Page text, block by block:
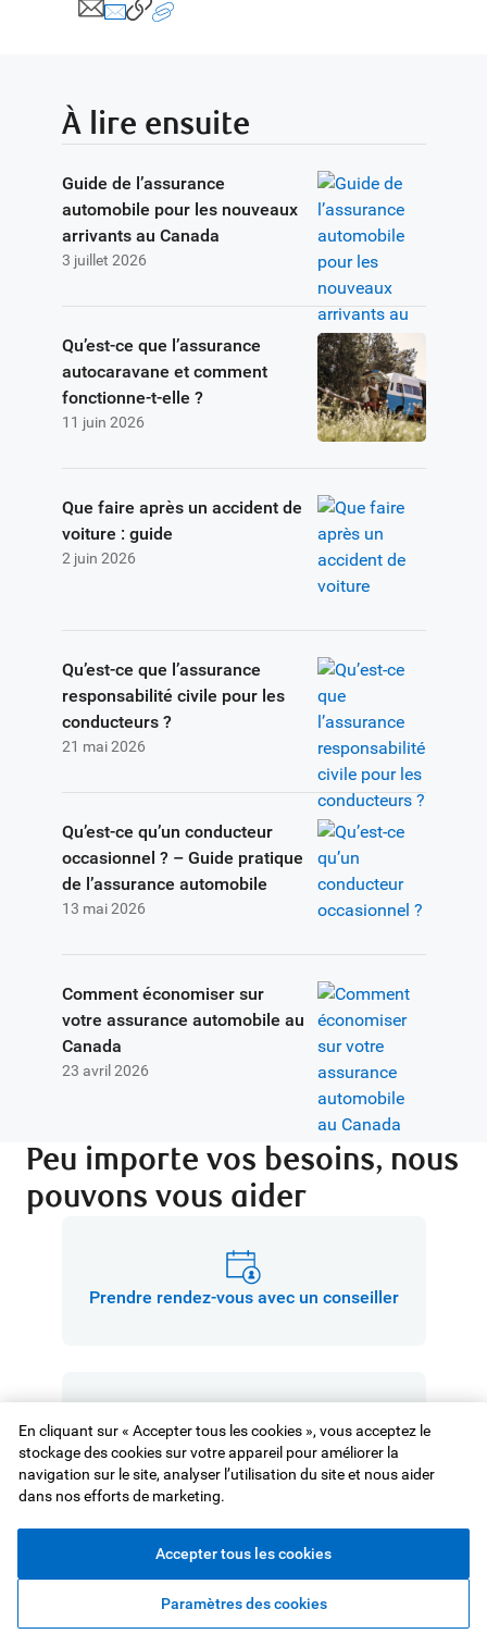
À lire ensuite
3 juillet 2026
Guide de l’assurance
automobile pour les nouveaux
arrivants au Canada
11 juin 2026
Qu’est-ce que l’assurance
autocaravane et comment
fonctionne-t-elle ?
2 juin 2026
Que faire après un accident de
voiture : guide
21 mai 2026
Qu’est-ce que l’assurance
responsabilité civile pour les
conducteurs ?
13 mai 2026
Qu’est-ce qu’un conducteur
occasionnel ? – Guide pratique
de l’assurance automobile
23 avril 2026
Comment économiser sur
votre assurance automobile au
Canada
Peu importe vos besoins, nous
pouvons vous aider
Prendre rendez-vous avec un conseiller
Trouver des numéros de téléphone
En cliquant sur « Accepter tous les cookies », vous acceptez le
stockage des cookies sur votre appareil pour améliorer la
navigation sur le site, analyser l’utilisation du site et nous aider
dans nos efforts de marketing.
Accepter tous les cookies
Paramètres des cookies